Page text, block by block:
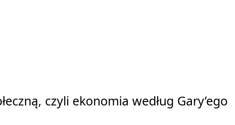
czyli ekonomia według Gary’ego